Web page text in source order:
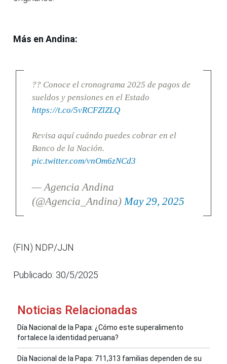
Más en Andina:
?? Conoce el cronograma 2025 de pagos de
sueldos y pensiones en el Estado
https://t.co/5vRCFZlZLQ
Revisa aquí cuándo puedes cobrar en el
Banco de la Nación.
pic.twitter.com/vnOm6zNCd3
— Agencia Andina
(@Agencia_Andina) May 29, 2025
(FIN) NDP/JJN
Publicado: 30/5/2025
Noticias Relacionadas
Día Nacional de la Papa: ¿Cómo este superalimento
fortalece la identidad peruana?
Día Nacional de la Papa: 711,313 familias dependen de su